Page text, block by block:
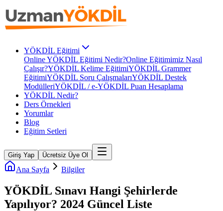
YÖKDİL Eğitimi
Online YÖKDİL Eğitimi Nedir?Online Eğitimimiz Nasıl
Çalışır?YÖKDİL Kelime EğitimiYÖKDİL Grammer
EğitimiYÖKDİL Soru ÇalışmalarıYÖKDİL Destek
ModülleriYÖKDİL / e-YÖKDİL Puan Hesaplama
YÖKDİL Nedir?
Ders Örnekleri
Yorumlar
Blog
Eğitim Setleri
Giriş Yap Ücretsiz Üye Ol
Ana Sayfa Bilgiler
YÖKDİL Sınavı Hangi Şehirlerde
Yapılıyor? 2024 Güncel Liste